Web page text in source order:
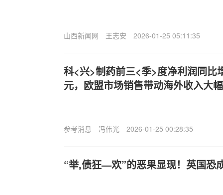
山西新闻网 王志安 2026-01-25 05:11:35
科<兴>制药前三<季>度净利润同比
元，欧盟市场销售带动海外收入大
参考消息 冯伟光 2026-01-25 00:28:35
“举,债狂—欢”的恶果显现！英国恐